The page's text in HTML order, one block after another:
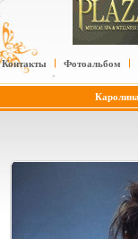
Контакты Фотоальбом